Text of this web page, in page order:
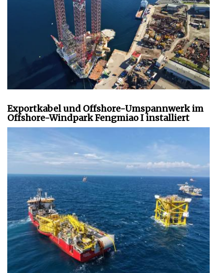
Exportkabel und Offshore-Umspannwerk im
Offshore-Windpark Fengmiao I installiert